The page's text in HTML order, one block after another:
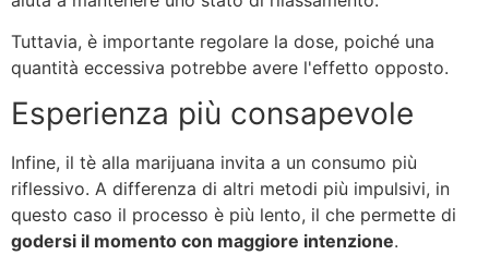
Tuttavia, è importante regolare la dose, poiché una
quantità eccessiva potrebbe avere l'effetto opposto.
Esperienza più consapevole
Infine, il tè alla marijuana invita a un consumo più
riflessivo. A differenza di altri metodi più impulsivi, in
questo caso il processo è più lento, il che permette di
godersi il momento con maggiore intenzione.